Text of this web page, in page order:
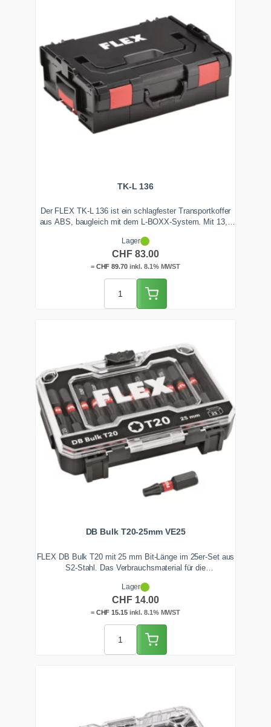
TK-L 136
Der FLEX TK-L 136 ist ein schlagfester Transportkoffer
aus ABS, baugleich mit dem L-BOXX-System. Mit 13,3
Elektrowerkzeuge samt Akkus und Zubehör. Mehrere
Koffer lassen sich werkzeuglos koppeln. Ab Lager
Zentralschweiz lieferbar.
Lager
CHF 83.00
= CHF 89.70inkl. 8.1% MWST
DB Bulk T20-25mm VE25
FLEX DB Bulk T20 mit 25 mm Bit-Länge im 25er-Set aus
S2-Stahl. Das Verbrauchsmaterial für die
formschlüssig passend in die FLEX DB 41 E Box. Immer
frischer Ersatz griffbereit, ab Lager Zentralschweiz.
Lager
CHF 14.00
= CHF 15.15inkl. 8.1% MWST